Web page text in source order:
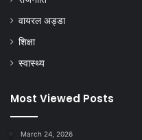
वायरल अड्डा
शिक्षा
स्वास्थ्य
Most Viewed Posts
March 24, 2026